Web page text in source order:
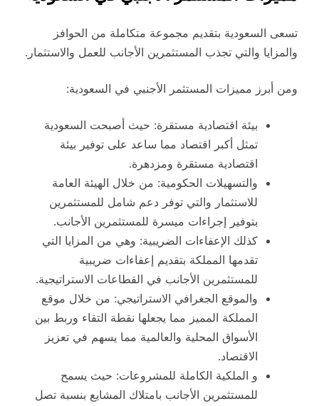
تسعى السعودية بتقديم مجموعة متكاملة من الحوافز
والمزايا والتي تجذب المستثمرين الأجانب للعمل والاستثمار.
ومن أبرز مميزات المستثمر الأجنبي في السعودية:
بيئة اقتصادية مستقرة: حيث أصبحت السعودية
تمثل أكبر اقتصاد مما ساعد على توفير بيئة
اقتصادية مستقرة ومزدهرة.
والتسهيلات الحكومية: من خلال الهيئة العامة
للاستثمار والتي توفر دعم شامل للمستثمرين
بتوفير إجراءات ميسرة للمستثمرين الأجانب.
كذلك الإعفاءات الضريبية: وهي من المزايا التي
تقدمها المملكة بتقديم إعفاءات ضريبية
للمستثمرين الأجانب في القطاعات الاستراتيجية.
والموقع الجغرافي الاستراتيجي: من خلال موقع
المملكة المميز مما يجعلها نقطة التقاء وربط بين
الأسواق المحلية والعالمية مما يسهم في تعزيز
الاقتصاد.
و الملكية الكاملة للمشروعات: حيث يسمح
للمستثمرين الأجانب بامتلاك المشايع بنسبة تصل